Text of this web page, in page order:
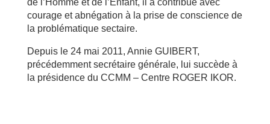
de l’Homme et de l’Enfant, il a contribué avec
courage et abnégation à la prise de conscience de
la problématique sectaire.
Depuis le 24 mai 2011, Annie GUIBERT,
précédemment secrétaire générale, lui succède à
la présidence du CCMM – Centre ROGER IKOR.